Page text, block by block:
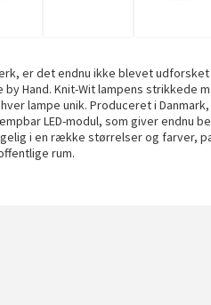
er det endnu ikke blevet
Hand. Knit-Wit lampens strikkede
lampe unik. Produceret i
LED-modul, som giver endnu
i en række størrelser og farver,
rum.